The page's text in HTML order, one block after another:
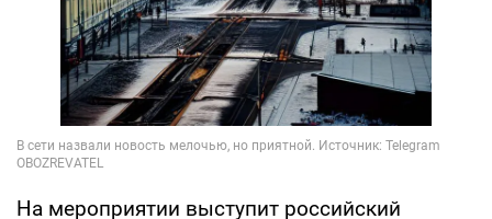
На мероприятии выступит российский